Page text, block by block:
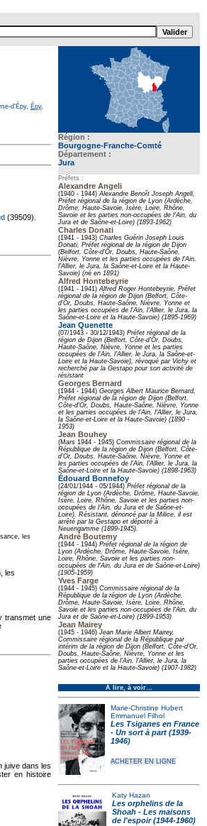
Région :
Bourgogne-Franche-Comté
Département :
Jura
Préfets :
Alexandre Angeli
(1940 - 1944)Alexandre Benoît Joseph Angeli,
Préfet régional de la région de Lyon (Ardèche,
Drôme, Haute-Savoie, Isère, Loire, Rhône,
Savoie et les parties non-occupées de l'Ain, du
Jura et de Saône-et-Loire) (1893-1962)
Charles Donati
(1941 - 1943) Charles Guérin Joseph Louis
Donati, Préfet régional de la région de Dijon
(Belfort, Côte-d'Or, Doubs, Haute-Saône,
Nièvre, Yonne et les parties occupées de l'Ain,
l'Allier, le Jura, la Saône-et-Loire et la Haute-
Savoie) (né en 1891)
Alfred Hontebeyrie
(1941 - 1941)Alfred Roger Hontebeyrie, Préfet
régional de la région de Dijon (Belfort, Côte-
d'Or, Doubs, Haute-Saône, Nièvre, Yonne et
les parties occupées de l'Ain, l'Allier, le Jura, la
Saône-et-Loire et la Haute-Savoie) (1895-1969)
Jean Quenette
(07/1943 - 30/12/1943) Préfet régional de la
région de Dijon (Belfort, Côte-d'Or, Doubs,
Haute-Saône, Nièvre, Yonne et les parties
occupées de l'Ain, l'Allier, le Jura, la Saône-et-
Loire et la Haute-Savoie), révoqué par Vichy et
recherché par la Gestapo pour son activité de
résistant
Georges Bernard
(1944 - 1944) Georges Albert Maurice Bernard,
Préfet régional de la région de Dijon (Belfort,
Côte-d'Or, Doubs, Haute-Saône, Nièvre, Yonne
et les parties occupées de l'Ain, l'Allier, le Jura,
la Saône-et-Loire et la Haute-Savoie) (1890 -
1953)
Jean Bouhey
(Mars 1944 - 1945) Commissaire régional de la
République de la région de Dijon (Belfort, Côte-
d'Or, Doubs, Haute-Saône, Nièvre, Yonne et
les parties occupées de l'Ain, l'Allier, le Jura, la
Saône-et-Loire et la Haute-Savoie) (1898-1963)
Édouard Bonnefoy
(24/01/1944 - 05/1944) Préfet régional de la
région de Lyon (Ardèche, Drôme, Haute-Savoie,
Isère, Loire, Rhône, Savoie et les parties non-
occupées de l'Ain, du Jura et de Saône-et-
Loire). Résistant, dénoncé par la Milice, il est
arrêté par la Gestapo et déporté à
Neuengamme (1899-1945).
André Boutemy
(1944 - 1944) Préfet régional de la région de
Lyon (Ardèche, Drôme, Haute-Savoie, Isère,
Loire, Rhône, Savoie et les parties non-
occupées de l'Ain, du Jura et de Saône-et-Loire)
(1905-1959)
Yves Farge
(1944 - 1945) Commissaire régional de la
République de la région de Lyon (Ardèche,
Drôme, Haute-Savoie, Isère, Loire, Rhône,
Savoie et les parties non-occupées de l'Ain, du
Jura et de Saône-et-Loire) (1899-1953)
Jean Mairey
(1945 - 1946) Jean Marie Albert Mairey,
Commissaire régional de la République par
intérim de la région de Dijon (Belfort, Côte-d'Or,
Doubs, Haute-Saône, Nièvre, Yonne et les
parties occupées de l'Ain, l'Allier, le Jura, la
Saône-et-Loire et la Haute-Savoie) (1907-1982)
À lire, à voir…
Marie-Christine Hubert
Emmanuel Filhol
Les Tsiganes en France
- Un sort à part (1939-
1946)
ACHETER EN LIGNE
Katy Hazan
Les orphelins de la
Shoah - Les maisons
de l'espoir (1944-1960)
d'Épy, Épy,
(39509).
les
les
transmet une
juive dans les
en histoire